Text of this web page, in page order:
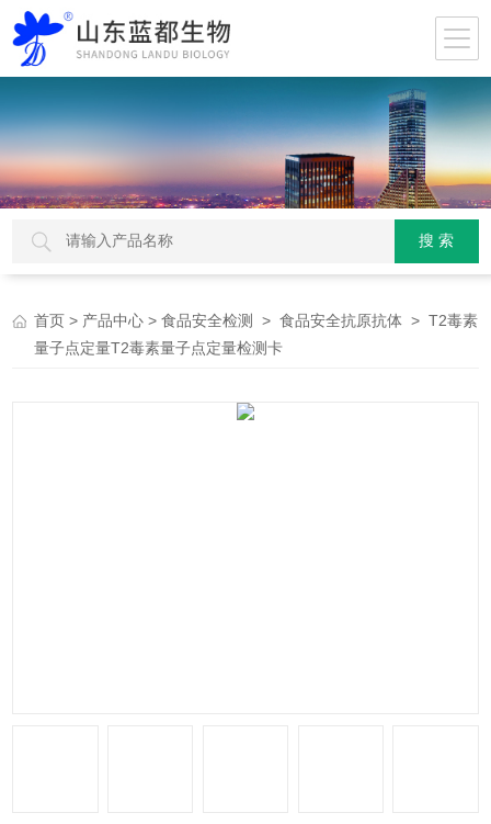
首页 > 产品中心 >食品安全检测 >食品安全抗原抗体 > T2毒素
量子点定量T2毒素量子点定量检测卡